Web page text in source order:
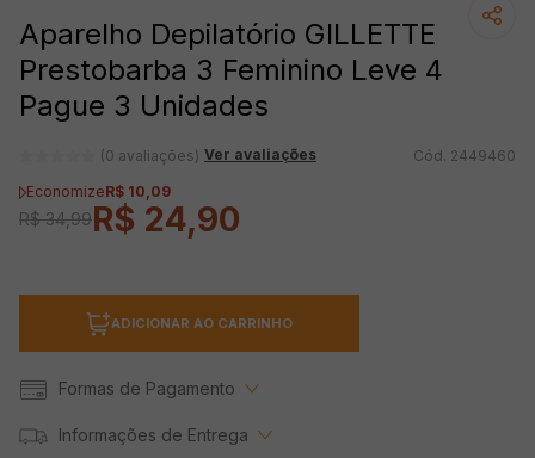
Aparelho Depilatório GILLETTE
Prestobarba 3 Feminino Leve 4
Pague 3 Unidades
(0 avaliações) Ver avaliações
2449460
EconomizeR$ 10,09
R$ 34,99R$ 24,90
ADICIONAR AO CARRINHO
Formas de Pagamento
Informações de Entrega